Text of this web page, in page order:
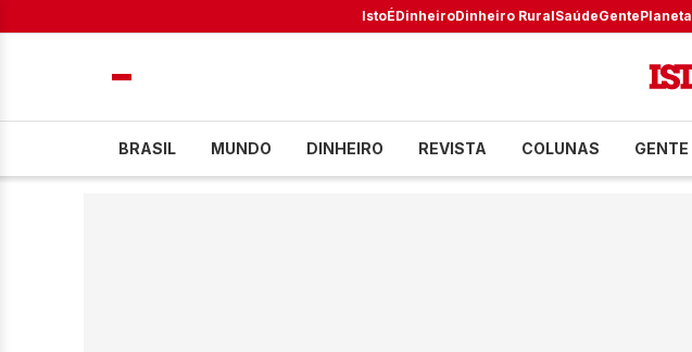
IstoÉDinheiroDinheiro RuralSaúdeGentePlaneta
BRASIL MUNDO DINHEIRO REVISTA COLUNAS GENTE